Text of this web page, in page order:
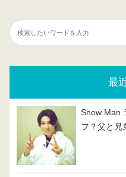
最
Snow Man
フ？父と兄